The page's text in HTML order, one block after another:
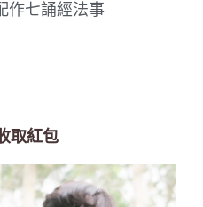
作七誦經法事
取紅包